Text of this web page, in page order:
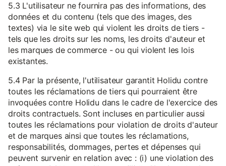
5.3 L'utilisateur ne fournira pas des informations, des
données et du contenu (tels que des images, des
textes) via le site web qui violent les droits de tiers -
tels que les droits sur les noms, les droits d'auteur et
les marques de commerce - ou qui violent les lois
existantes.
5.4 Par la présente, l'utilisateur garantit Holidu contre
toutes les réclamations de tiers qui pourraient être
invoquées contre Holidu dans le cadre de l'exercice des
droits contractuels. Sont incluses en particulier aussi
toutes les réclamations pour violation de droits d'auteur
et de marques ainsi que toutes les réclamations,
responsabilités, dommages, pertes et dépenses qui
peuvent survenir en relation avec : (i) une violation des